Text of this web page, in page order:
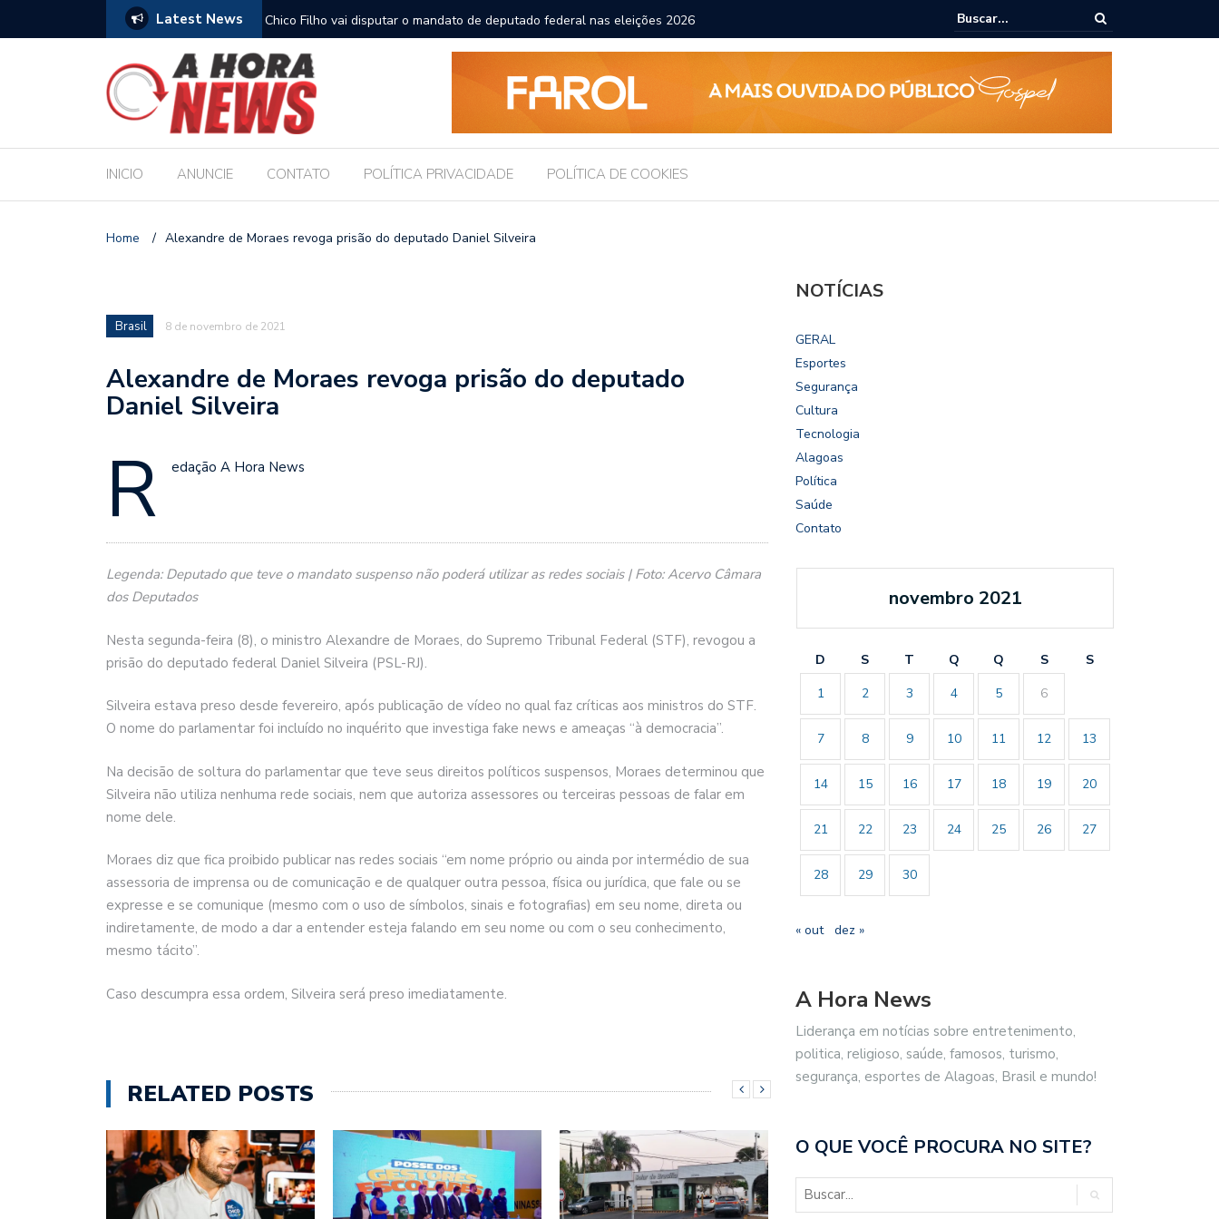
Latest News
que oficializa candidaturas de Renan Chico Filho vai disputar o mandato de deputado federal nas eleições 2026 Gestores escolares de Maceió reforçam compromisso com a Educação
INICIO ANUNCIE CONTATO POLÍTICA PRIVACIDADE POLÍTICA DE COOKIES
Home / Alexandre de Moraes revoga prisão do deputado Daniel Silveira
Brasil 8 de novembro de 2021
Alexandre de Moraes revoga prisão do deputado
Daniel Silveira
R edação A Hora News
Legenda: Deputado que teve o mandato suspenso não poderá utilizar as redes sociais | Foto: Acervo Câmara
dos Deputados
Nesta segunda-feira (8), o ministro Alexandre de Moraes, do Supremo Tribunal Federal (STF), revogou a
prisão do deputado federal Daniel Silveira (PSL-RJ).
Silveira estava preso desde fevereiro, após publicação de vídeo no qual faz críticas aos ministros do STF.
O nome do parlamentar foi incluído no inquérito que investiga fake news e ameaças “à democracia”.
Na decisão de soltura do parlamentar que teve seus direitos políticos suspensos, Moraes determinou que
Silveira não utiliza nenhuma rede sociais, nem que autoriza assessores ou terceiras pessoas de falar em
nome dele.
Moraes diz que fica proibido publicar nas redes sociais “em nome próprio ou ainda por intermédio de sua
assessoria de imprensa ou de comunicação e de qualquer outra pessoa, física ou jurídica, que fale ou se
expresse e se comunique (mesmo com o uso de símbolos, sinais e fotografias) em seu nome, direta ou
indiretamente, de modo a dar a entender esteja falando em seu nome ou com o seu conhecimento,
mesmo tácito”.
Caso descumpra essa ordem, Silveira será preso imediatamente.
RELATED POSTS
NOTÍCIAS
GERAL
Esportes
Segurança
Cultura
Tecnologia
Alagoas
Política
Saúde
Contato
novembro 2021
D S T Q Q S
S
1
2 3 4 5 6
7 8 9 10 11 12 13
14 15 16 17 18 19 20
21 22 23 24 25 26 27
28 29 30
« out dez »
A Hora News
Liderança em notícias sobre entretenimento,
politica, religioso, saúde, famosos, turismo,
segurança, esportes de Alagoas, Brasil e mundo!
O QUE VOCÊ PROCURA NO SITE?